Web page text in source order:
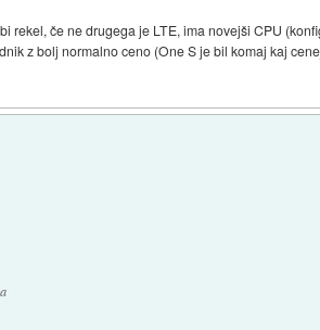
rekel, če ne drugega je LTE, ima novejši CPU
z bolj normalno ceno (One S je bil komaj kaj